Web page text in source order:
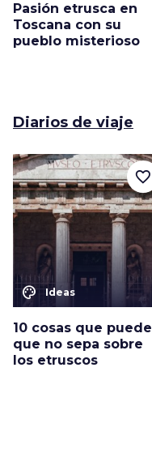
Pasión etrusca en
Toscana con su
pueblo misterioso
Diarios de viaje
color_lens Ideas
10 cosas que puede
que no sepa sobre
los etruscos
favorite_border